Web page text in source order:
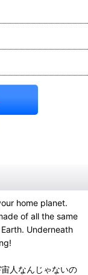
home planet.
of all the same
Underneath
人なんじゃないの